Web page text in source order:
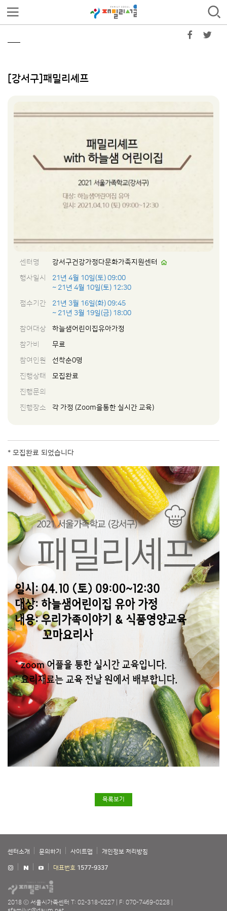
[강서구]패밀리셰프
센터명
강서구건강가정다문화가족지원센터
행사일시
21년 4월 10일(토) 09:00
~ 21년 4월 10일(토) 12:30
접수기간
21년 3월 16일(화) 09:45
~ 21년 3월 19일(금) 18:00
참여대상
하늘샘어린이집유아가정
참가비
무료
참여인원
선착순0명
진행상태
모집완료
진행문의
진행장소
각 가정 (Zoom을통한 실시간 교육)
* 모집완료 되었습니다
목록보기
센터소개 문의하기 사이트맵 개인정보 처리방침
대표번호 1577-9337
2018 ⓒ 서울시가족센터 T: 02-318-0227
F: 070-7469-0228